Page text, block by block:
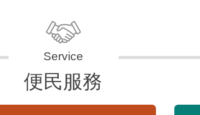
便民服務